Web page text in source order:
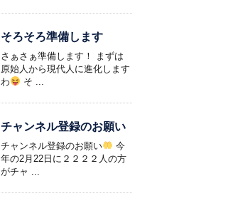
そろそろ準備します
さぁさぁ準備します！ まずは
原始人から現代人に進化します
わ
そ ...
チャンネル登録のお願い
チャンネル登録のお願い
今
年の2月22日に２２２２人の方
がチャ ...